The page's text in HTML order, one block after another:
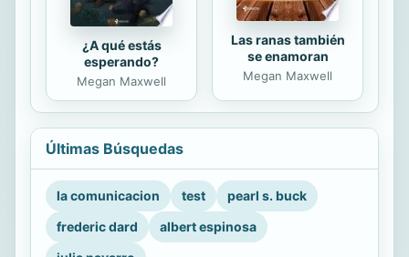
¿A qué estás
esperando?
Megan Maxwell
Las ranas también
se enamoran
Megan Maxwell
Últimas Búsquedas
la comunicacion test
pearl s. buck
frederic dard
albert espinosa